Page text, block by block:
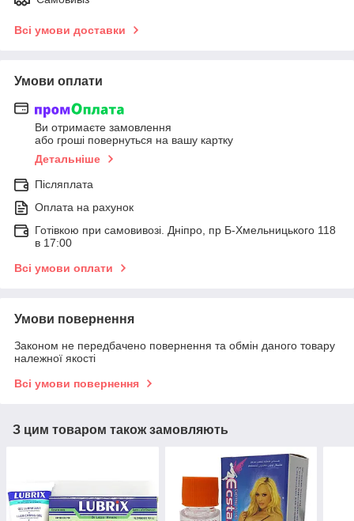
Всі умови доставки
Умови оплати
Ви отримаєте замовлення
або гроші повернуться на вашу картку
Детальніше
Післяплата
Оплата на рахунок
Готівкою при самовивозі. Дніпро, пр Б-Хмельницького 118
в 17:00
Всі умови оплати
Умови повернення
Законом не передбачено повернення та обмін даного товару
належної якості
Всі умови повернення
З цим товаром також замовляють